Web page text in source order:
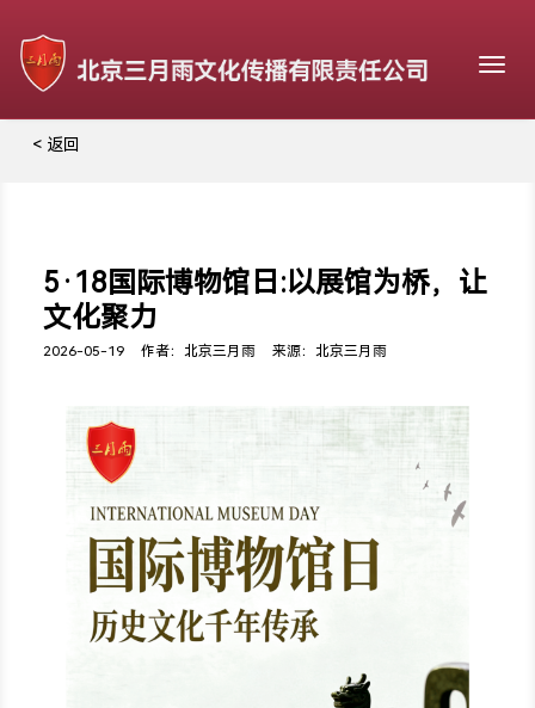
< 返回
5·18国际博物馆日:以展馆为桥，让
文化聚力
2026-05-19 作者：北京三月雨 来源：北京三月雨